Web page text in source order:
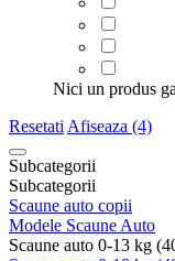
Nici un produs
Resetati Afiseaza (4)
Subcategorii
Subcategorii
Scaune auto copii
Modele Scaune Auto
Scaune auto 0-13 kg